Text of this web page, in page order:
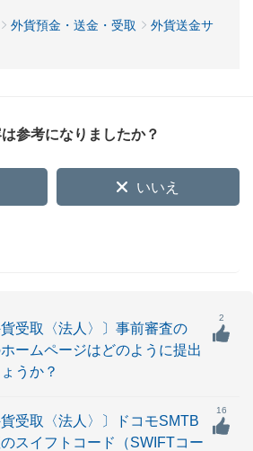
外貨預金・送金・受取
外貨送金サ
参考になりましたか？
いいえ
貨受取〈法人〉〕事前審査の
ームページはどのように提出
うか？
2
貨受取〈法人〉〕ドコモSMTB
スイフトコード（SWIFTコー
16